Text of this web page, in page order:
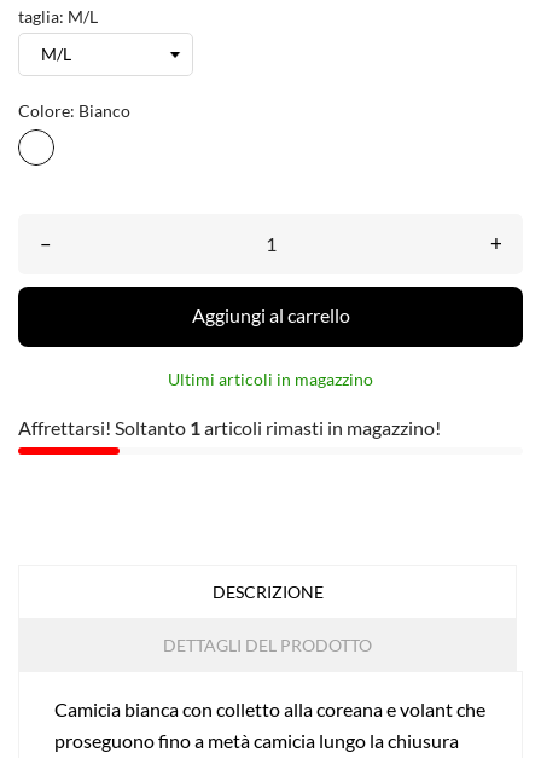
taglia: M/L
Colore: Bianco
Bianco
– +
Aggiungi al carrello
Ultimi articoli in magazzino
Affrettarsi! Soltanto 1 articoli rimasti in magazzino!
DESCRIZIONE
DETTAGLI DEL PRODOTTO
Camicia bianca con colletto alla coreana e volant che
proseguono fino a metà camicia lungo la chiusura